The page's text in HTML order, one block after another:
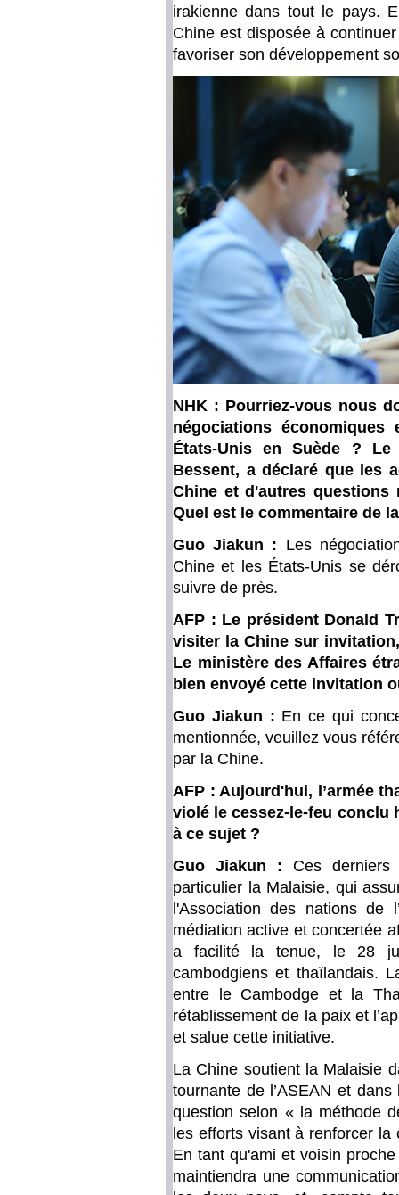
irakienne dans tout le pays.
Chine est disposée à
favoriser son développement
NHK : Pourriez-vous nous
négociations
États-Unis en Suède ? Le
Bessent, a déclaré que les
Chine et d'autres questions
Quel est le commentaire de
Guo Jiakun : Les
Chine et les États-Unis se
suivre de près.
AFP : Le président Donald
visiter la Chine sur
Le ministère des Affaires
bien envoyé cette invitation
Guo Jiakun : En ce qui
mentionnée, veuillez vous
par la Chine.
AFP : Aujourd'hui, l’armée
violé le cessez-le-feu conclu
à ce sujet ?
Guo Jiakun : Ces derniers
particulier la Malaisie, qui
l'Association des nations de
médiation active et concertée
a facilité la tenue, le 28
cambodgiens et thaïlandais.
entre le Cambodge et la
rétablissement de la paix et
et salue cette initiative.
La Chine soutient la Malaisie
tournante de l’ASEAN et
question selon « la méthode
les efforts visant à renforcer
En tant qu'ami et voisin
maintiendra une